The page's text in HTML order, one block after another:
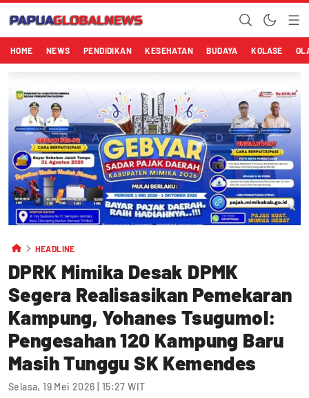
HOME NEWS PENDIDIKAN KESEHATAN BUDAYA KOLASE
HEADLINE
DPRK Mimika Desak DPMK
Segera Realisasikan Pemekaran
Kampung, Yohanes Tsugumol:
Pengesahan 120 Kampung Baru
Masih Tunggu SK Kemendes
Selasa, 19 Mei 2026 | 15:27 WIT